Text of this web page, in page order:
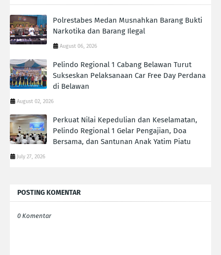
Polrestabes Medan Musnahkan Barang Bukti
Narkotika dan Barang Ilegal
August 06, 2026
Pelindo Regional 1 Cabang Belawan Turut
Sukseskan Pelaksanaan Car Free Day Perdana
di Belawan
August 02, 2026
Perkuat Nilai Kepedulian dan Keselamatan,
Pelindo Regional 1 Gelar Pengajian, Doa
Bersama, dan Santunan Anak Yatim Piatu
July 27, 2026
POSTING KOMENTAR
0 Komentar